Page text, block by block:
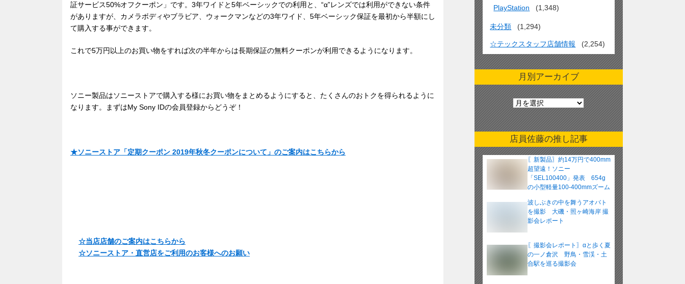
証サービス50%オフクーポン」です。3年ワイドと5年ベーシックでの利用と、“α”レンズでは利用ができない条件
がありますが、カメラボディやブラビア、ウォークマンなどの3年ワイド、5年ベーシック保証を最初から半額にし
て購入する事ができます。
これで5万円以上のお買い物をすれば次の半年からは長期保証の無料クーポンが利用できるようになります。
ソニー製品はソニーストアで購入する様にお買い物をまとめるようにすると、たくさんのおトクを得られるように
なります。まずはMy Sony IDの会員登録からどうぞ！
★ソニーストア「定期クーポン 2019年秋冬クーポンについて」のご案内はこちらから
☆当店店舗のご案内はこちらから
☆ソニーストア・直営店をご利用のお客様へのお願い
PlayStation (1,348)
未分類 (1,294)
☆テックスタッフ店舗情報 (2,254)
月別アーカイブ
月
別
ア
ー
カ
イ
店員佐藤の推し記事
〖新製品〗約14万円で400mm
超望遠！ソニー
「SEL100400」発表 654g
の小型軽量100-400mmズーム
波しぶきの中を舞うアオバト
を撮影 大磯・照ヶ崎海岸 撮
影会レポート
〖撮影会レポート〗αと歩く夏
の一ノ倉沢 野鳥・雪渓・土
合駅を巡る撮影会